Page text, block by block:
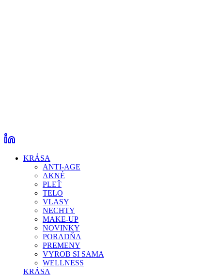
KRÁSA
ANTI-AGE
AKNÉ
PLEŤ
TELO
VLASY
NECHTY
MAKE-UP
NOVINKY
PORADŇA
PREMENY
VYROB SI SAMA
WELLNESS
KRÁSA